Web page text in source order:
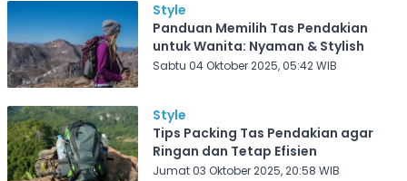
Style
Panduan Memilih Tas Pendakian
untuk Wanita: Nyaman & Stylish
Sabtu 04 Oktober 2025, 05:42 WIB
Style
Tips Packing Tas Pendakian agar
Ringan dan Tetap Efisien
Jumat 03 Oktober 2025, 20:58 WIB